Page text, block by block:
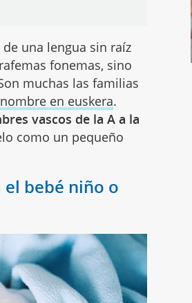
una lengua sin raíz
fonemas, sino
muchas las familias
nombre en euskera.
vascos de la A a la
como un pequeño
el bebé niño o